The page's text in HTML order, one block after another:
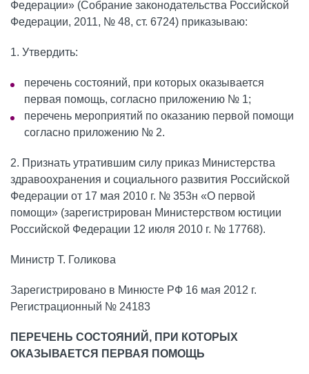
Федерации» (Собрание законодательства Российской
Федерации, 2011, № 48, ст. 6724) приказываю:
1. Утвердить:
перечень состояний, при которых оказывается
первая помощь, согласно приложению № 1;
перечень мероприятий по оказанию первой помощи
согласно приложению № 2.
2. Признать утратившим силу приказ Министерства
здравоохранения и социального развития Российской
Федерации от 17 мая 2010 г. № 353н «О первой
помощи» (зарегистрирован Министерством юстиции
Российской Федерации 12 июля 2010 г. № 17768).
Министр Т. Голикова
Зарегистрировано в Минюсте РФ 16 мая 2012 г.
Регистрационный № 24183
ПЕРЕЧЕНЬ СОСТОЯНИЙ, ПРИ КОТОРЫХ
ОКАЗЫВАЕТСЯ ПЕРВАЯ ПОМОЩЬ
Детская стоматология
Эстетическая стоматология